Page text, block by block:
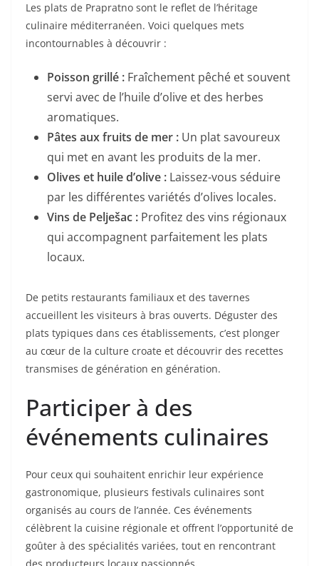
Les plats de Prapratno sont le reflet de l’héritage
culinaire méditerranéen. Voici quelques mets
incontournables à découvrir :
Poisson grillé : Fraîchement pêché et souvent
servi avec de l’huile d’olive et des herbes
aromatiques.
Pâtes aux fruits de mer : Un plat savoureux
qui met en avant les produits de la mer.
Olives et huile d’olive : Laissez-vous séduire
par les différentes variétés d’olives locales.
Vins de Pelješac : Profitez des vins régionaux
qui accompagnent parfaitement les plats
locaux.
De petits restaurants familiaux et des tavernes
accueillent les visiteurs à bras ouverts. Déguster des
plats typiques dans ces établissements, c’est plonger
au cœur de la culture croate et découvrir des recettes
transmises de génération en génération.
Participer à des
événements culinaires
Pour ceux qui souhaitent enrichir leur expérience
gastronomique, plusieurs festivals culinaires sont
organisés au cours de l’année. Ces événements
célèbrent la cuisine régionale et offrent l’opportunité de
goûter à des spécialités variées, tout en rencontrant